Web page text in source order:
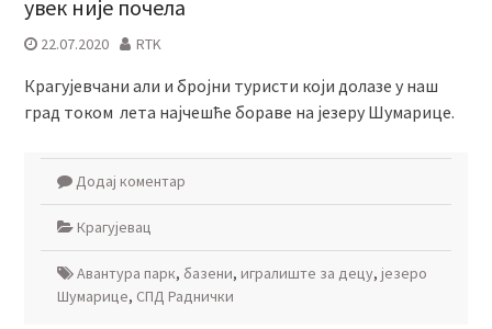
увек није почела
22.07.2020 RTK
Крагујевчани али и бројни туристи који долазе у наш
град током лета најчешће бораве на језеру Шумарице.
Додај коментар
Крагујевац
Авантура парк, базени, игралиште за децу, језеро
Шумарице, СПД Раднички